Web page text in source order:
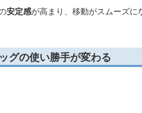
安定感が高まり、移動がスムーズに
グの使い勝手が変わる